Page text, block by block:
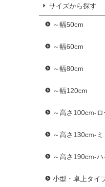
サイズから探す
～幅50cm
～幅60cm
～幅80cm
～幅120cm
～高さ100cm-
～高さ130cm-
～高さ190cm-
小型・卓上タイ